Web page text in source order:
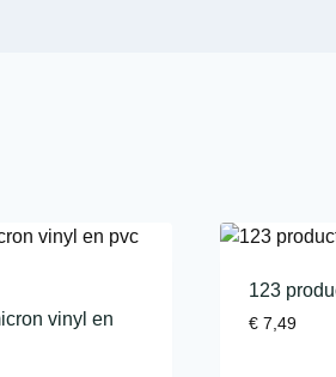
vinyl en
123
€ 7,49